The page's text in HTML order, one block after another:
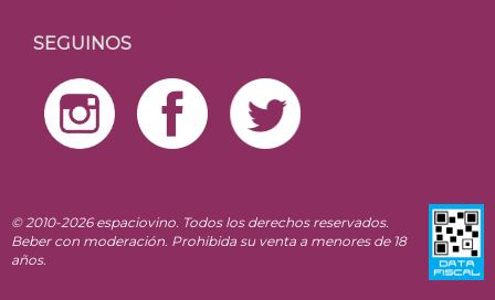
SEGUINOS
© 2010-2026 espaciovino. Todos los derechos reservados.
Beber con moderación. Prohibida su venta a menores de 18
años.